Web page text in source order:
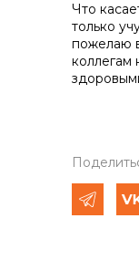
Что
только
пожелаю
коллегам